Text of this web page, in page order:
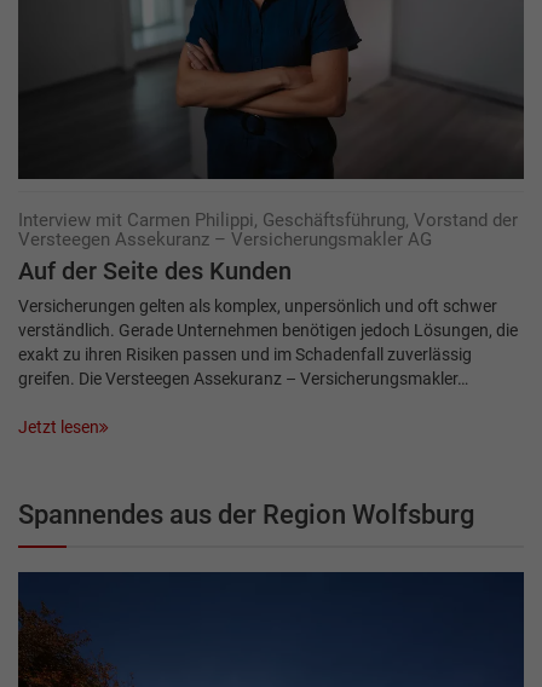
Interview mit Carmen Philippi, Geschäftsführung, Vorstand der
Versteegen Assekuranz – Versicherungsmakler AG
Auf der Seite des Kunden
Versicherungen gelten als komplex, unpersönlich und oft schwer
verständlich. Gerade Unternehmen benötigen jedoch Lösungen, die
exakt zu ihren Risiken passen und im Schadenfall zuverlässig
greifen. Die Versteegen Assekuranz – Versicherungsmakler…
Jetzt lesen
Spannendes aus der Region Wolfsburg